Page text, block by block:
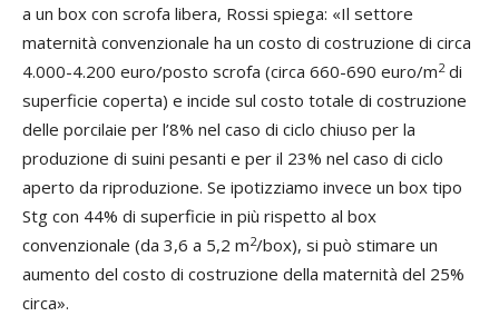
a un box con scrofa libera, Rossi spiega: «Il settore
maternità convenzionale ha un costo di costruzione di circa
4.000-4.200 euro/posto scrofa (circa 660-690 euro/m2di
superficie coperta) e incide sul costo totale di costruzione
delle porcilaie per l’8% nel caso di ciclo chiuso per la
produzione di suini pesanti e per il 23% nel caso di ciclo
aperto da riproduzione. Se ipotizziamo invece un box tipo
Stg con 44% di superficie in più rispetto al box
convenzionale (da 3,6 a 5,2 m2/box), si può stimare un
aumento del costo di costruzione della maternità del 25%
circa».